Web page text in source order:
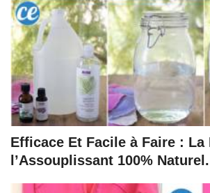
Efficace Et Facile à Faire : La
l’Assouplissant 100% Naturel.